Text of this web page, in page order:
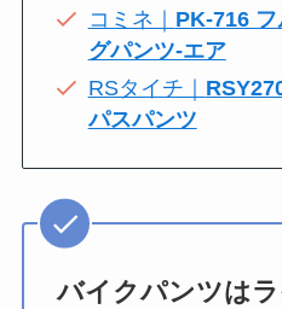
コミネ｜ PK-716
グパンツ-エア
RSタイチ｜
パスパンツ
バイクパンツは